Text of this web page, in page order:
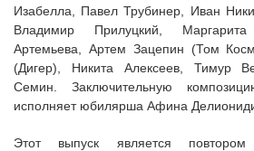
Изабелла, Павел Трубинер, Иван
Владимир Прилуцкий,
Артемьева, Артем Зацепин (Том
(Дигер), Никита Алексеев, Тимур
Семин. Заключительную
исполняет юбилярша Афина
Этот выпуск является